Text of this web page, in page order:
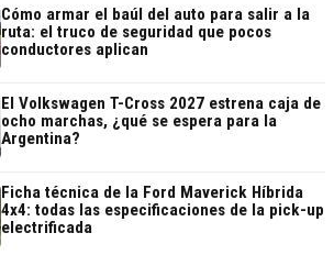
Cómo armar el baúl del auto para salir a la
ruta: el truco de seguridad que pocos
conductores aplican
El Volkswagen T-Cross 2027 estrena caja de
ocho marchas, ¿qué se espera para la
Argentina?
Ficha técnica de la Ford Maverick Híbrida
4x4: todas las especificaciones de la pick-up
electrificada